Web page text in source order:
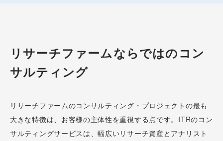
リサーチファームならではのコン
サルティング
リサーチファームのコンサルティング・プロジェクトの最も
大きな特徴は、お客様の主体性を重視する点です。ITRのコン
サルティングサービスは、幅広いリサーチ資産とアナリスト